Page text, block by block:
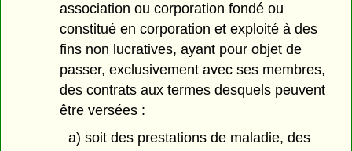
association ou corporation fondé ou
constitué en corporation et exploité à des
fins non lucratives, ayant pour objet de
passer, exclusivement avec ses membres,
des contrats aux termes desquels peuvent
être versées :
a) soit des prestations de maladie, des